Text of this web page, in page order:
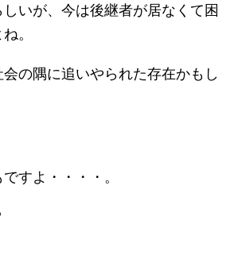
いが、今は後継者が居なくて困
。
の隅に追いやられた存在かもし
すよ・・・・。